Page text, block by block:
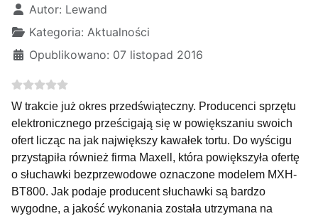
Autor: Lewand
Kategoria: Aktualności
Opublikowano: 07 listopad 2016
W trakcie już okres przedświąteczny. Producenci sprzętu
elektronicznego prześcigają się w powiększaniu swoich
ofert licząc na jak największy kawałek tortu. Do wyścigu
przystąpiła również firma Maxell, która powiększyła ofertę
o słuchawki bezprzewodowe oznaczone modelem MXH-
BT800. Jak podaje producent słuchawki są bardzo
wygodne, a jakość wykonania została utrzymana na